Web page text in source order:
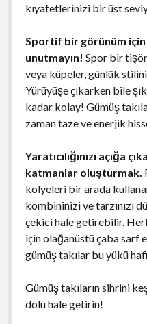
kıyafetlerinizi bir üst
Sportif bir görünüm
unutmayın! Spor bir
veya küpeler, günlük
Yürüyüşe çıkarken bile
kadar kolay! Gümüş
zaman taze ve enerjik
Yaratıcılığınızı açığa
katmanlar oluşturmak.
kolyeleri bir arada
kombininizi ve tarzınızı
çekici hale getirebilir.
için olağanüstü çaba sarf
gümüş takılar bu yükü
Gümüş takıların sihrini
dolu hale getirin!